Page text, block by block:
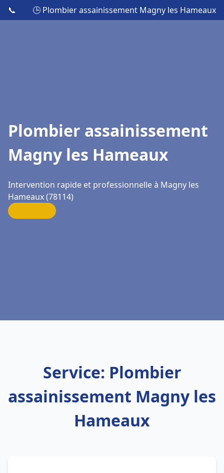
📞 🕒 Plombier assainissement Magny les Hameaux
Plombier assainissement
Magny les Hameaux
Intervention rapide et professionnelle à Magny les
Hameaux (78114)
Service: Plombier
assainissement Magny les
Hameaux